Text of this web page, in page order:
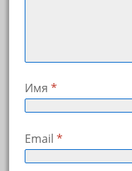
Имя *
Email *